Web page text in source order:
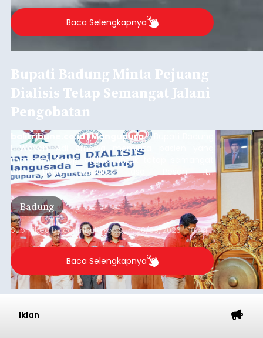
Baca Selengkapnya
Bupati Badung Minta Pejuang
Dialisis Tetap Semangat Jalani
Pengobatan
balitribune.co.id | Mangupura- Bupati Badung
I Wayan Adi Arnawa meminta pasien yang
menjalani terapi dialisis untuk tetap semangat
dan tidak berputus asa. Pesan itu
disampaikannya saat menghadiri Sarasehan
Pejuang Dialisis yang digelar RSD Mangusada di
Ruang Kertha Gosana, Puspem Badung, Minggu
(9/8/2026).
Badung
Submitted bycontributoronSun, 08/09/2026 - 18:44
Baca Selengkapnya
Iklan